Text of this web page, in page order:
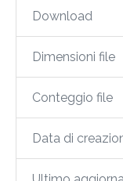
Download
Dimensioni file
Conteggio file
Data di